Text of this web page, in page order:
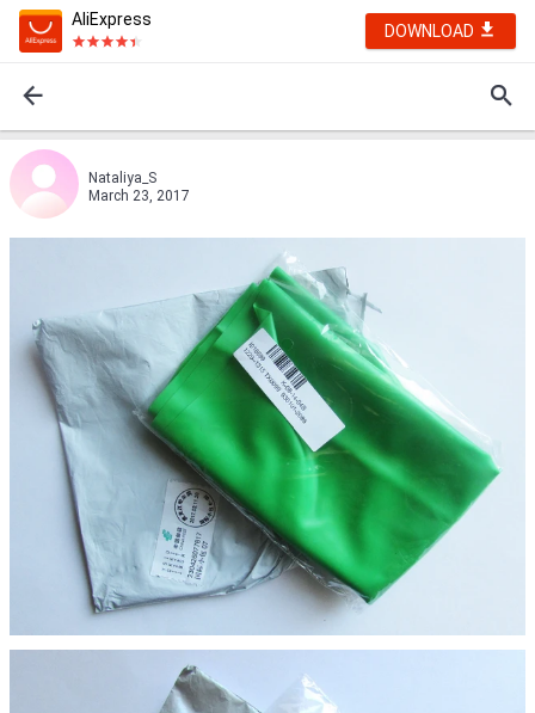
AliExpress
DOWNLOAD
Nataliya_S
March 23, 2017